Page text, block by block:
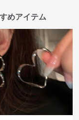
めアイテム